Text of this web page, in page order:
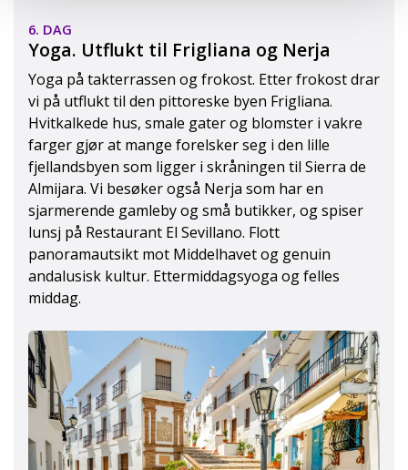
6. DAG
Yoga. Utflukt til Frigliana og Nerja
Yoga på takterrassen og frokost. Etter frokost drar
vi på utflukt til den pittoreske byen Frigliana.
Hvitkalkede hus, smale gater og blomster i vakre
farger gjør at mange forelsker seg i den lille
fjellandsbyen som ligger i skråningen til Sierra de
Almijara. Vi besøker også Nerja som har en
sjarmerende gamleby og små butikker, og spiser
lunsj på Restaurant El Sevillano. Flott
panoramautsikt mot Middelhavet og genuin
andalusisk kultur. Ettermiddagsyoga og felles
middag.